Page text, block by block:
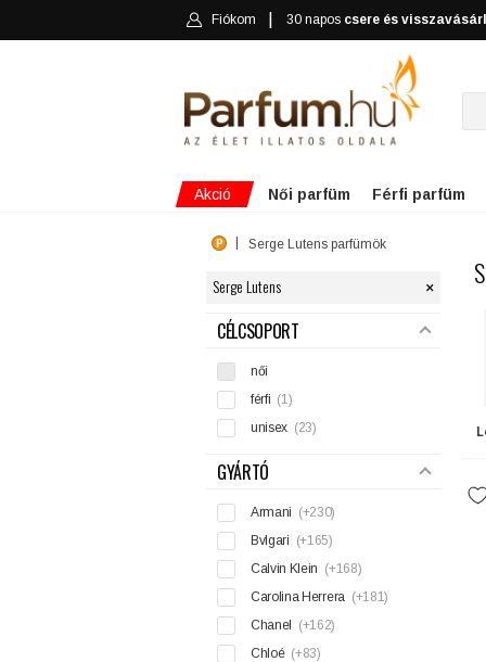
Fiókom 30 napos csere és
Akció Női parfüm Férfi parfüm
Serge Lutens parfümök
Serge Lutens ×
SZŰRÉS
CÉLCSOPORT
női
férfi (1)
unisex (23)
GYÁRTÓ
Armani (+230)
Bvlgari (+165)
Calvin Klein (+168)
Carolina Herrera (+181)
Chanel
(+162)
Chloé (+83)